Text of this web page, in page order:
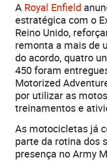
A Royal Enfield
estratégica com o
Reino Unido,
remonta a mais de
do acordo, quatro
450 foram
Motorized
por utilizar as
treinamentos e
As motocicletas já
parte da rotina dos
presença no Army